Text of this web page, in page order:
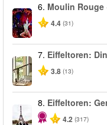
6. Moulin Rouge
4.4 (31)
7. Eiffeltoren:
3.8 (13)
8. Eiffeltoren:
4.2 (317)